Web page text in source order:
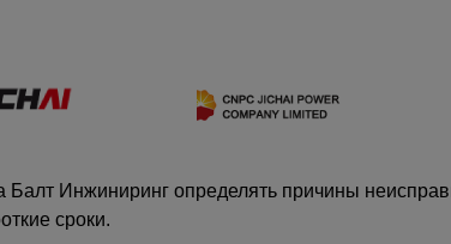
Инжиниринг определять причины
сроки.